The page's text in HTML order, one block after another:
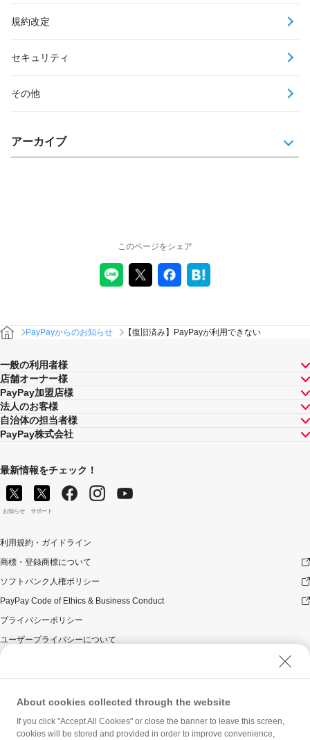
規約改定
セキュリティ
その他
アーカイブ
このページをシェア
PayPayからのお知らせ 【復旧済み】PayPayが利用できない
一般の利用者様
店舗オーナー様
PayPay加盟店様
法人のお客様
自治体の担当者様
PayPay株式会社
最新情報をチェック！
お知らせ サポート
利用規約・ガイドライン
商標・登録商標について
ソフトバンク人権ポリシー
PayPay Code of Ethics & Business Conduct
プライバシーポリシー
ユーザープライバシーについて
ウェブサイト利用規約
反社会的勢力に対する方針
勧誘方針
マネロン等基本方針
About cookies collected through the website
If you click "Accept All Cookies" or close the banner to leave this screen,
cookies will be stored and provided in order to improve convenience,